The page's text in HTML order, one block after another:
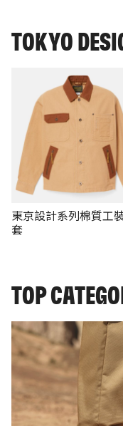
TOKYO
東京設計系列棉質工
套
TOP